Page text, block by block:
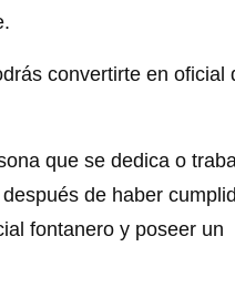
convertirte en oficial
que se dedica o
de haber
fontanero y poseer un